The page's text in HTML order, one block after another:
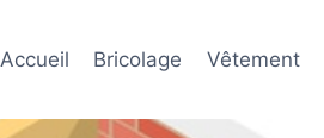
Accueil Bricolage Vêtement